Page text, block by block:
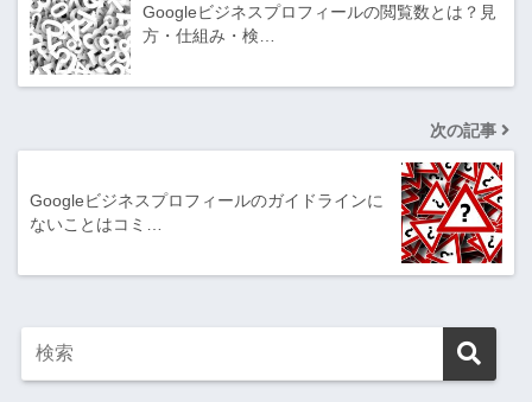
Googleビジネスプロフィールの閲覧数とは？見
方・仕組み・検…
次の記事
Googleビジネスプロフィールのガイドラインに
ないことはコミ…